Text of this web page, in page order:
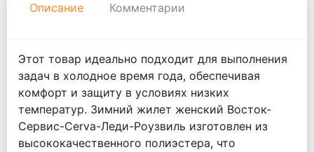
Описание Комментарии
Этот товар идеально подходит для выполнения
задач в холодное время года, обеспечивая
комфорт и защиту в условиях низких
температур. Зимний жилет женский Восток-
Сервис-Cerva-Леди-Роузвиль изготовлен из
высококачественного полиэстера, что